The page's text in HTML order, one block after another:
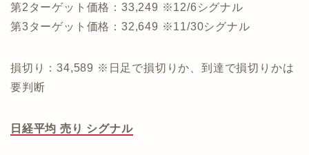
第2ターゲット価格：33,249 ※12/6シグナル
第3ターゲット価格：32,649 ※11/30シグナル
損切り：34,589 ※日足で損切りか、到達で損切りかは
要判断
日経平均 売り シグナル